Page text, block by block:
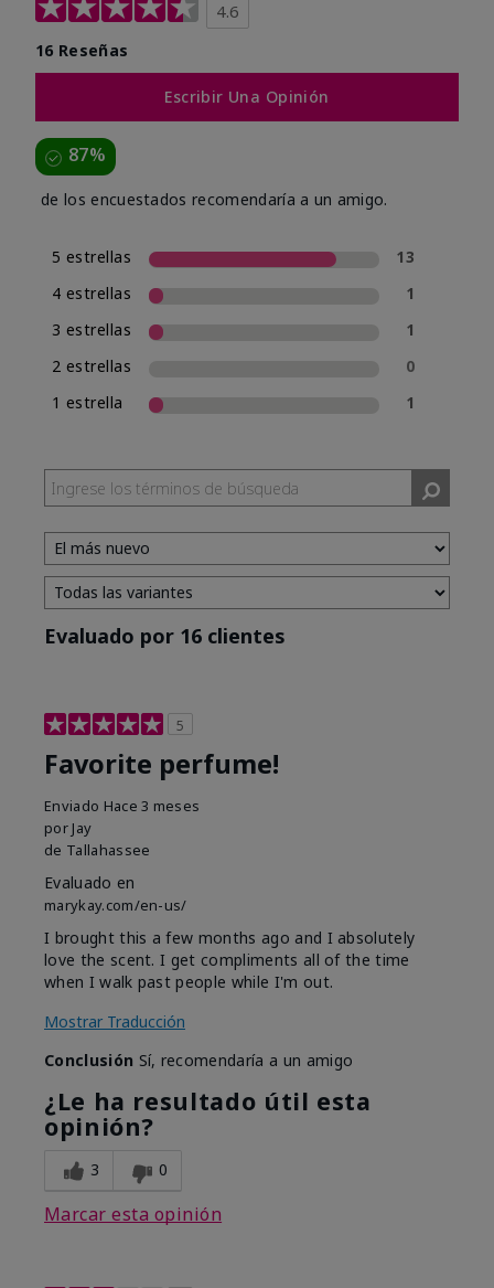
4.6
16 Reseñas
Escribir Una Opinión
87%
de los encuestados recomendaría a un amigo.
5 estrellas
13
4 estrellas
1
3 estrellas
1
2 estrellas
0
1 estrella
1
Evaluado por 16 clientes
5
Favorite perfume!
Enviado Hace 3 meses
por Jay
de Tallahassee
Evaluado en
marykay.com/en-us/
I brought this a few months ago and I absolutely
love the scent. I get compliments all of the time
when I walk past people while I'm out.
Mostrar Traducción
Conclusión Sí, recomendaría a un amigo
¿Le ha resultado útil esta
opinión?
3 0
Marcar esta opinión